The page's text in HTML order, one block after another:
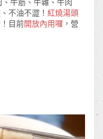
、牛筋、牛雜、牛肉
、不油不澀！ 紅燒湯頭
目前開放內用囉 ，營